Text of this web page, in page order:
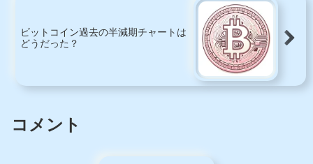
ビットコイン過去の半減期チャートは
どうだった？
コメント